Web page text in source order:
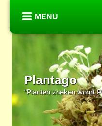
MENU
Plantago
“Planten zoeken wordt